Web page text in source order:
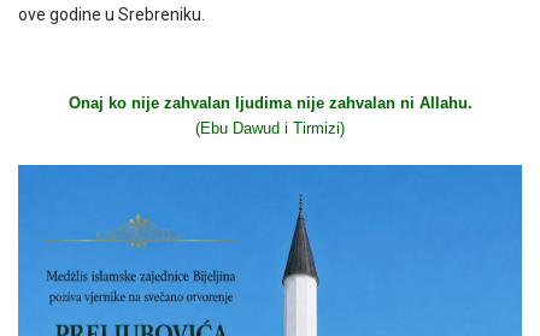
ove godine u Srebreniku.
Onaj ko nije zahvalan ljudima nije zahvalan ni Allahu.
(Ebu Dawud i Tirmizi)